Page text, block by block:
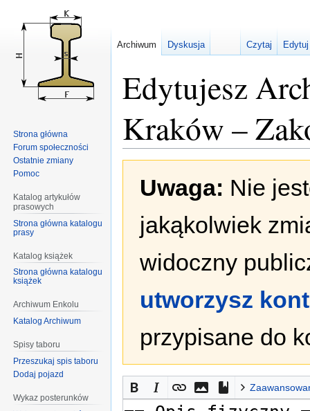
Edytujesz
Kraków –
nawigacji
wyszukiwania
Uwaga: Nie
jakąkolwiek
widoczny
utworzysz
przypisane do
Archiwum Dyskusja Czytaj
Strona główna
Forum społeczności
Ostatnie zmiany
Pomoc
Katalog artykułów
prasowych
Strona główna katalogu
prasy
Katalog książek
Strona główna katalogu
książek
Archiwum Enkolu
Katalog Archiwum
Spisy taboru
Przeszukaj spis taboru
Dodaj pojazd
Wykaz posterunków